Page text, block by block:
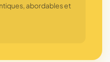
avec Prague.
abordables et